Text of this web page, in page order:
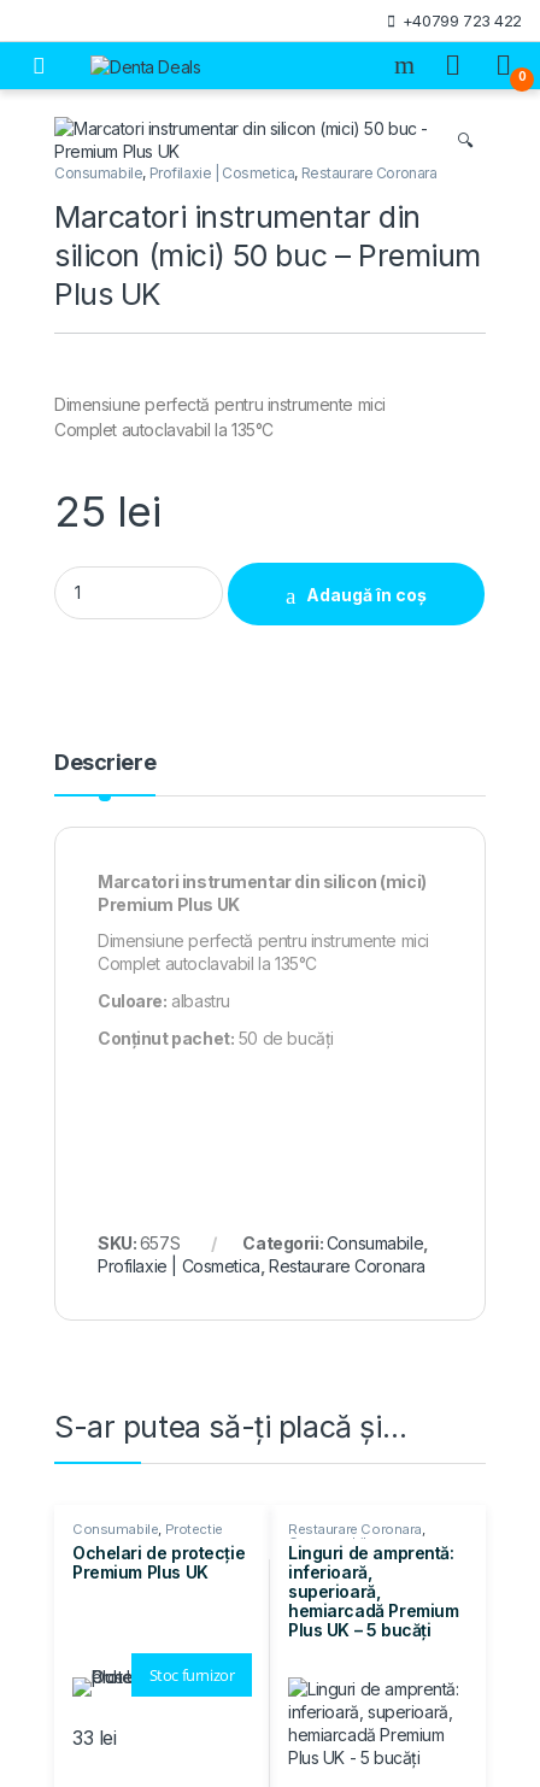
+40799 723 422
Open 0
🔍
Consumabile, Profilaxie | Cosmetica, Restaurare Coronara
Marcatori instrumentar din
silicon (mici) 50 buc – Premium
Plus UK
Dimensiune perfectă pentru instrumente mici
Complet autoclavabil la 135°C
25 lei
Marcatori instrumentar din silicon (mici) 50 buc - Premium
Adaugă în coș
Descriere
Marcatori instrumentar din silicon (mici)
Premium Plus UK
Dimensiune perfectă pentru instrumente mici
Complet autoclavabil la 135°C
Culoare: albastru
Conținut pachet: 50 de bucăți
SKU:657S Categorii:Consumabile,
Profilaxie | Cosmetica,Restaurare Coronara
S-ar putea să-ți placă și…
Consumabile, Protectie
Ochelari de protecție
Premium Plus UK
Stoc furnizor
33 lei
Restaurare Coronara,
Consumabile
Linguri de amprentă:
inferioară,
superioară,
hemiarcadă Premium
Plus UK – 5 bucăți